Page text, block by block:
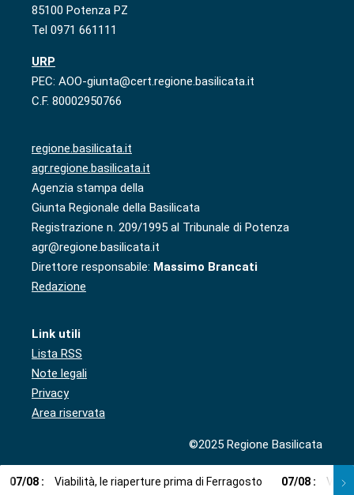
85100 Potenza PZ
Tel 0971 661111
URP
PEC: AOO-giunta@cert.regione.basilicata.it
C.F. 80002950766
regione.basilicata.it
agr.regione.basilicata.it
Agenzia stampa della
Giunta Regionale della Basilicata
Registrazione n. 209/1995 al Tribunale di Potenza
agr@regione.basilicata.it
Direttore responsabile: Massimo Brancati
Redazione
Link utili
Lista RSS
Note legali
Privacy
Area riservata
©2025 Regione Basilicata
07/08 : Viabilità, le riaperture prima di Ferragosto 07/08 : Via